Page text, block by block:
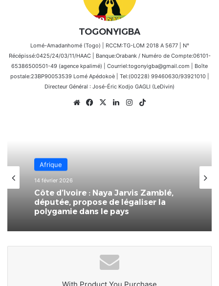
TOGONYIGBA
Lomé-Amadanhomé (Togo) | RCCM:TG-LOM 2018 A 5677 | N°
Récépissé:0425/24/03/11/HAAC | Banque:Orabank / Numéro de Compte:06101-
65386500501-49 (agence kpalimé) | Courriel:togonyigba@gmail.com | Boîte
postale:23BP90053539 Lomé Apédokoè | Tel:(00228) 99460630/93921010 |
Directeur Général : José-Éric Kodjo GAGLI (LeDivin)
WebsiteFacebook
X LinkedinInstagram
Afrique
14 février 2026
Côte d’Ivoire : Naya Jarvis Zamblé,
députée, propose de légaliser la
polygamie dans le pays